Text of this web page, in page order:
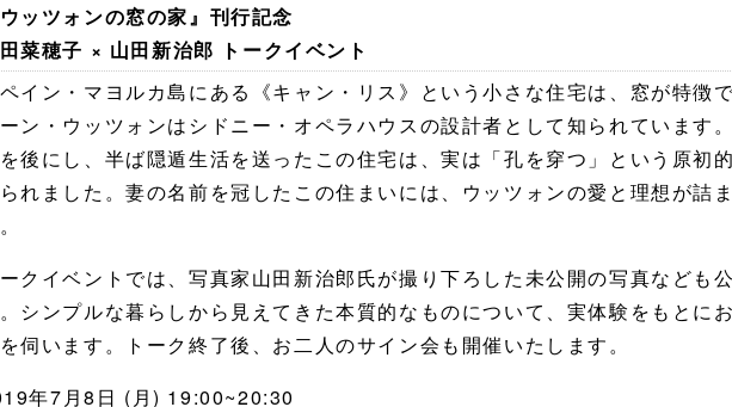
ウッツォンの窓の家』刊行記念
菜穂子 × 山田新治郎 トークイベント
イン・マヨルカ島にある《キャン・リス》という小さな住宅は、窓が特徴
ン・ウッツォンはシドニー・オペラハウスの設計者として知られています
後にし、半ば隠遁生活を送ったこの住宅は、実は「孔を穿つ」という原初
れました。妻の名前を冠したこの住まいには、ウッツォンの愛と理想が詰
ークイベントでは、写真家山田新治郎氏が撮り下ろした未公開の写真なども
シンプルな暮らしから見えてきた本質的なものについて、実体験をもとに
伺います。トーク終了後、お二人のサイン会も開催いたします。
年7月8日 (月) 19:00~20:30